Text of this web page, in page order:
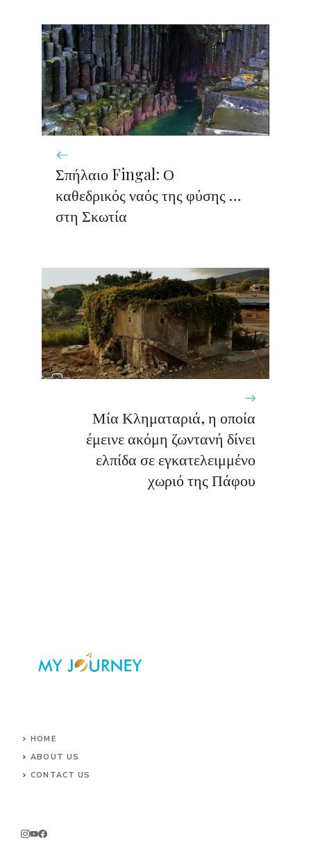
Σπήλαιο Fingal: Ο
καθεδρικός ναός της φύσης …
στη Σκωτία
Μία Κληματαριά, η οποία
έμεινε ακόμη ζωντανή δίνει
ελπίδα σε εγκατελειμμένο
χωριό της Πάφου
HOME
ABOUT US
CONTACT US